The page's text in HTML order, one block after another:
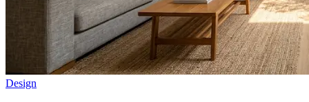
Design